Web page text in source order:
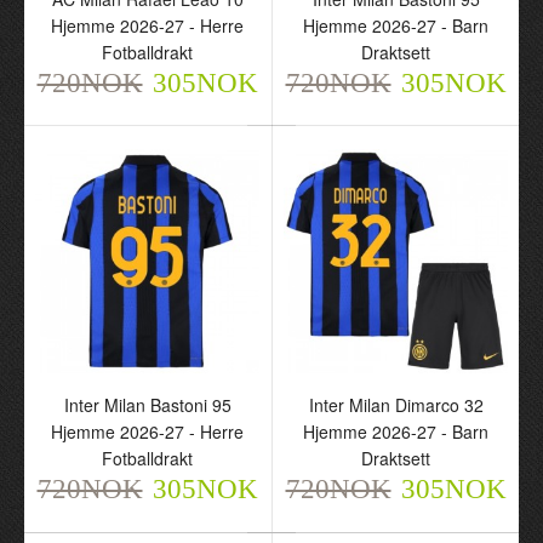
AC Milan Rafael Leao 10
Fotballdrakt
720NOK 305NOK
Inter Milan Bastoni 95
Draktsett
720NOK 305NOK
Hjemme 2026-27 - Herre
Fotballdrakt
720NOK 305NOK
Hjemme 2026-27 - Barn
Draktsett
720NOK 305NOK
Inter Milan Bastoni 95
Hjemme 2026-27 - Herre
Fotballdrakt
720NOK 305NOK
Inter Milan Dimarco 32
Hjemme 2026-27 - Barn
Draktsett
720NOK 305NOK